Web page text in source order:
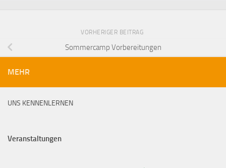
VORHERIGER BEITRAG
Sommercamp Vorbereitungen
MEHR
UNS KENNENLERNEN
Veranstaltungen